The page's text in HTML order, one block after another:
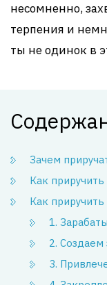
несомненно,
терпения и
ты не одинок в
Зачем
Как приручить
Как
1.
2. Создаем
3.